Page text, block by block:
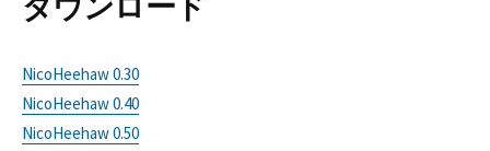
NicoHeehaw 0.30
NicoHeehaw 0.40
NicoHeehaw 0.50